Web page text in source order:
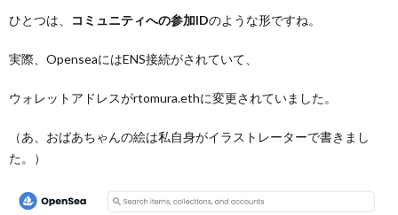
ひとつは、 コミュニティへの参加IDのような形ですね。
実際、OpenseaにはENS接続がされていて、
ウォレットアドレスがrtomura.ethに変更されていました。
（あ、おばあちゃんの絵は私自身がイラストレーターで書きまし
た。）